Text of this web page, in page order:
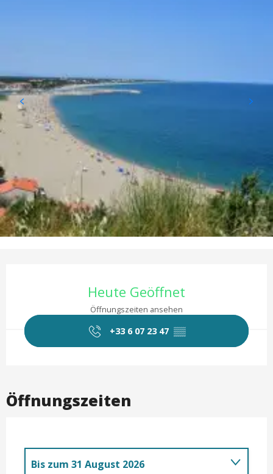
Heute Geöffnet
Öffnungszeiten ansehen
+33 6 07 23 47 ▒▒
Öffnungszeiten
Bis zum 31 August 2026